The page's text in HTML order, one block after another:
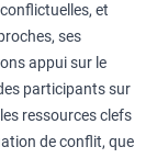
et
ses
appui sur le
participants sur
ressources clefs
de conflit, que